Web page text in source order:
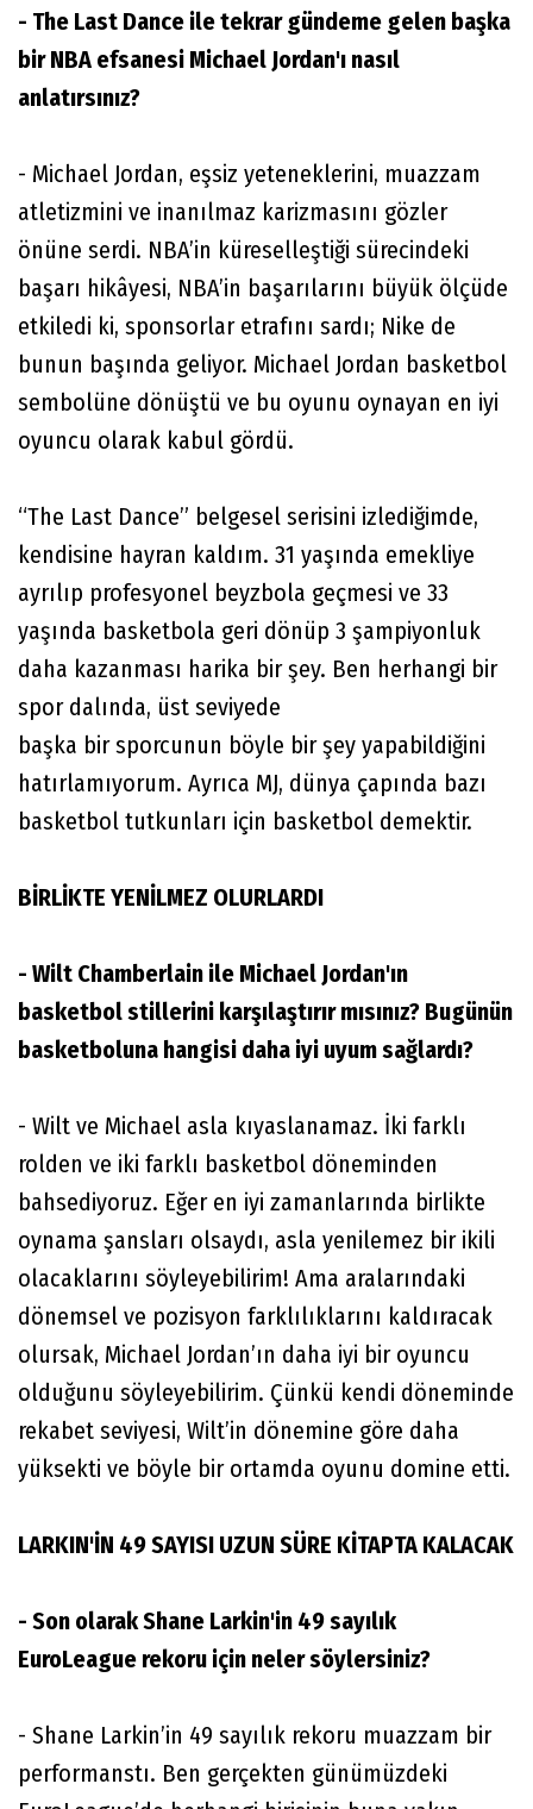
- The Last Dance ile tekrar gündeme gelen başka
bir NBA efsanesi Michael Jordan'ı nasıl
anlatırsınız?
- Michael Jordan, eşsiz yeteneklerini, muazzam
atletizmini ve inanılmaz karizmasını gözler
önüne serdi. NBA’in küreselleştiği sürecindeki
başarı hikâyesi, NBA’in başarılarını büyük ölçüde
etkiledi ki, sponsorlar etrafını sardı; Nike de
bunun başında geliyor. Michael Jordan basketbol
sembolüne dönüştü ve bu oyunu oynayan en iyi
oyuncu olarak kabul gördü.
“The Last Dance” belgesel serisini izlediğimde,
kendisine hayran kaldım. 31 yaşında emekliye
ayrılıp profesyonel beyzbola geçmesi ve 33
yaşında basketbola geri dönüp 3 şampiyonluk
daha kazanması harika bir şey. Ben herhangi bir
spor dalında, üst seviyede
başka bir sporcunun böyle bir şey yapabildiğini
hatırlamıyorum. Ayrıca MJ, dünya çapında bazı
basketbol tutkunları için basketbol demektir.
BİRLİKTE YENİLMEZ OLURLARDI
- Wilt Chamberlain ile Michael Jordan'ın
basketbol stillerini karşılaştırır mısınız? Bugünün
basketboluna hangisi daha iyi uyum sağlardı?
- Wilt ve Michael asla kıyaslanamaz. İki farklı
rolden ve iki farklı basketbol döneminden
bahsediyoruz. Eğer en iyi zamanlarında birlikte
oynama şansları olsaydı, asla yenilemez bir ikili
olacaklarını söyleyebilirim! Ama aralarındaki
dönemsel ve pozisyon farklılıklarını kaldıracak
olursak, Michael Jordan’ın daha iyi bir oyuncu
olduğunu söyleyebilirim. Çünkü kendi döneminde
rekabet seviyesi, Wilt’in dönemine göre daha
yüksekti ve böyle bir ortamda oyunu domine etti.
LARKIN'İN 49 SAYISI UZUN SÜRE KİTAPTA KALACAK
- Son olarak Shane Larkin'in 49 sayılık
EuroLeague rekoru için neler söylersiniz?
- Shane Larkin’in 49 sayılık rekoru muazzam bir
performanstı. Ben gerçekten günümüzdeki